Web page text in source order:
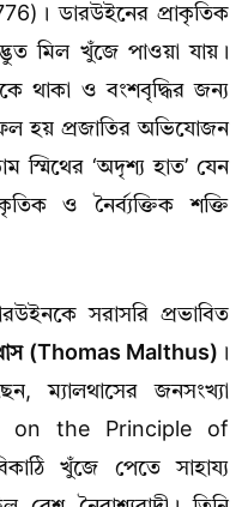
ডারউইনের প্রাকৃতিক
মিল খুঁজে পাওয়া যায়।
থাকা ও বংশবৃদ্ধির জন্য
ফল হয় প্রজাতির অভিযোজন
স্মিথের ‘অদৃশ্য হাত’ যেন
ও নৈর্ব্যক্তিক শক্তি
সরাসরি প্রভাবিত
(Thomas Malthus) ।
ম্যালথাসের জনসংখ্যা
on the Principle of
খুঁজে পেতে সাহায্য